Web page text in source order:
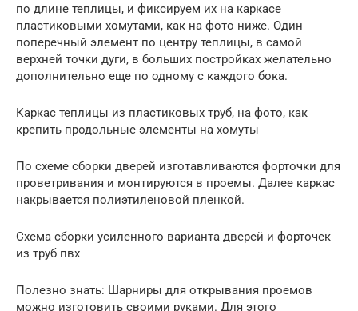
по длине теплицы, и фиксируем их на каркасе
пластиковыми хомутами, как на фото ниже. Один
поперечный элемент по центру теплицы, в самой
верхней точки дуги, в больших постройках желательно
дополнительно еще по одному с каждого бока.
Каркас теплицы из пластиковых труб, на фото, как
крепить продольные элементы на хомуты
По схеме сборки дверей изготавливаются форточки для
проветривания и монтируются в проемы. Далее каркас
накрывается полиэтиленовой пленкой.
Схема сборки усиленного варианта дверей и форточек
из труб пвх
Полезно знать: Шарниры для открывания проемов
можно изготовить своими руками. Для этого